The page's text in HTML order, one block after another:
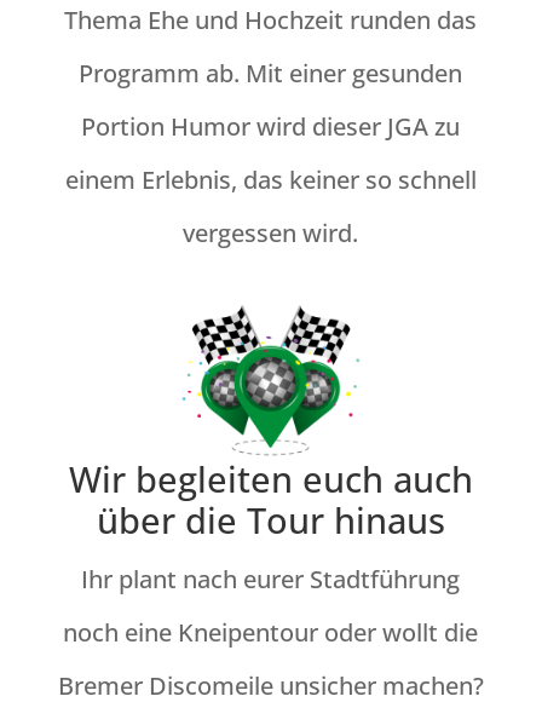
Thema Ehe und Hochzeit runden das
Programm ab. Mit einer gesunden
Portion Humor wird dieser JGA zu
einem Erlebnis, das keiner so schnell
vergessen wird.
Wir begleiten euch auch
über die Tour hinaus
Ihr plant nach eurer Stadtführung
noch eine Kneipentour oder wollt die
Bremer Discomeile unsicher machen?